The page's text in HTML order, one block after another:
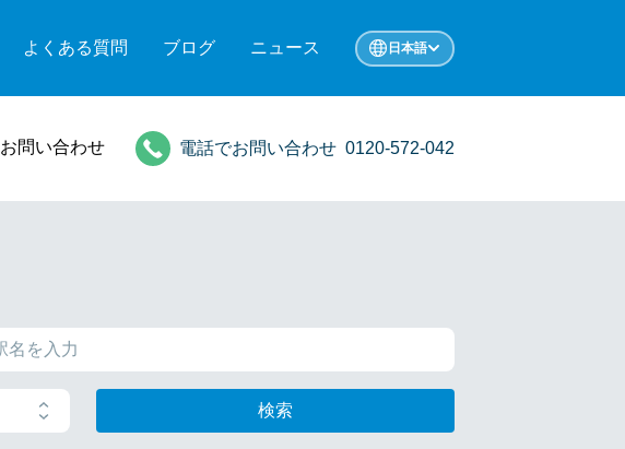
よくある質問 ブログ ニュース 日本語
お問い合わせ 電話でお問い合わせ 0120-572-042
検索